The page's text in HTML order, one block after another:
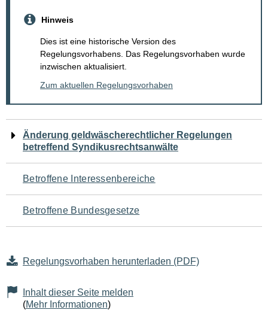
Hinweis
Dies ist eine historische Version des
Regelungsvorhabens. Das Regelungsvorhaben wurde
inzwischen aktualisiert.
Zum aktuellen Regelungsvorhaben
Navigation
für
den
Seiteninhalt
Änderung geldwäscherechtlicher Regelungen
betreffend Syndikusrechtsanwälte
Betroffene Interessenbereiche
Betroffene Bundesgesetze
Regelungsvorhaben herunterladen (PDF)
Inhalt dieser Seite melden
(Mehr Informationen)